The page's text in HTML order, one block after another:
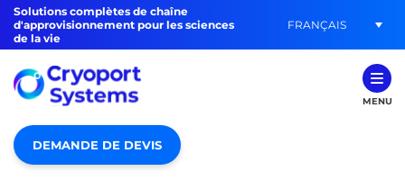
Solutions complètes de chaîne
d'approvisionnement pour les sciences
de la vie
FRANÇAIS
MENU
DEMANDE DE DEVIS